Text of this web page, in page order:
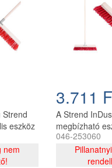
Strend
eszköz
a port,
nem
3.711
A Strend
megbízható
professzionális
takarításhoz,
hosszú, közúti
046-253060